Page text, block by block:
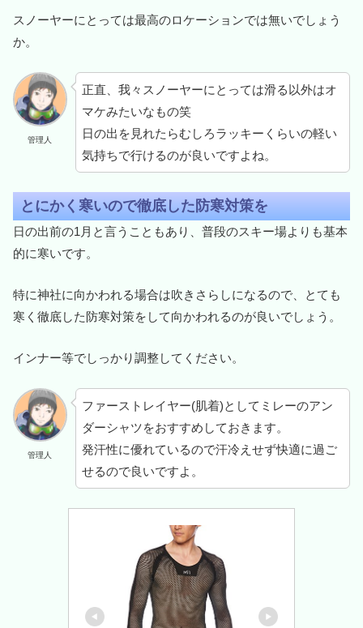
スノーヤーにとっては最高のロケーションでは無いでしょう
か。
管理人
正直、我々スノーヤーにとっては滑る以外はオ
マケみたいなもの笑
日の出を見れたらむしろラッキーくらいの軽い
気持ちで行けるのが良いですよね。
とにかく寒いので徹底した防寒対策を
日の出前の1月と言うこともあり、普段のスキー場よりも基本
的に寒いです。
特に神社に向かわれる場合は吹きさらしになるので、とても
寒く徹底した防寒対策をして向かわれるのが良いでしょう。
インナー等でしっかり調整してください。
管理人
ファーストレイヤー(肌着)としてミレーのアン
ダーシャツをおすすめしておきます。
発汗性に優れているので汗冷えせず快適に過ご
せるので良いですよ。